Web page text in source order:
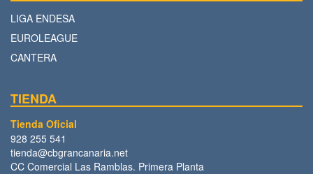
LIGA ENDESA
EUROLEAGUE
CANTERA
TIENDA
Tienda Oficial
928 255 541
tienda@cbgrancanaria.net
CC Comercial Las Ramblas. Primera Planta